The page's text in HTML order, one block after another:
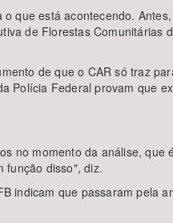
que está acontecendo.
de Florestas Comunitárias
de que o CAR só traz
Polícia Federal provam que
no momento da análise,
função disso", diz.
indicam que passaram pela